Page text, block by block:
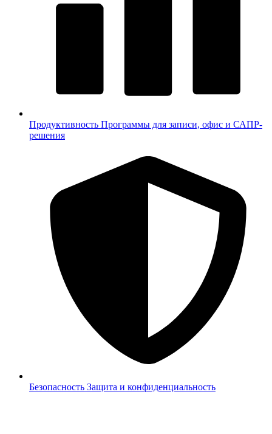
Продуктивность Программы для записи, офис и САПР-
решения
Безопасность Защита и конфиденциальность